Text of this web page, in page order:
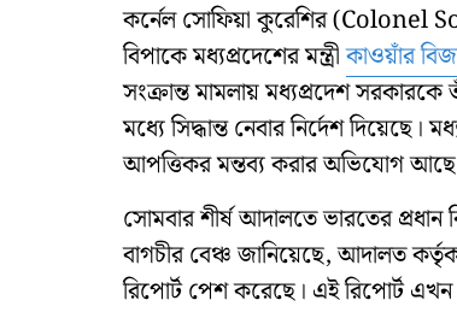
কর্নেল সোফিয়া কুরেশির (Colonel
বিপাকে মধ্যপ্রদেশের মন্ত্রীকাওয়াঁর
সংক্রান্ত মামলায় মধ্যপ্রদেশ
মধ্যে সিদ্ধান্ত নেবার নির্দেশ দিয়েছে।
আপত্তিকর মন্তব্য করার অভিযোগ
সোমবার শীর্ষ আদালতে ভারতের প্রধান
বাগচীর বেঞ্চ জানিয়েছে, আদালত
রিপোর্ট পেশ করেছে। এই রিপোর্ট